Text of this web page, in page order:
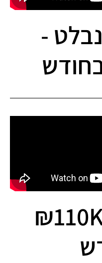
-
גלי ניצן - 110K₪